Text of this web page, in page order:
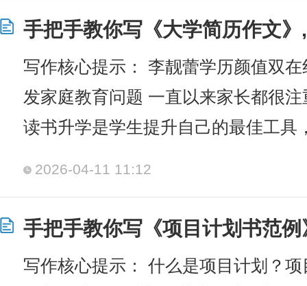
手把手教你写《大学简历作文
写作核心提示： 李靓蕾学历颜值双在
发家庭教育问题 一直以来家长都很
读书升学是学生提升自己的最佳工具
2026-04-11 11:12
手把手教你写《项目计划书范
写作核心提示： 什么是项目计划？